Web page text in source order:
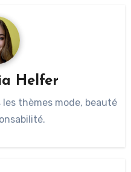
Helfer
thèmes mode, beauté